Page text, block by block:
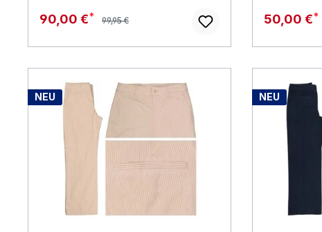
Verkaufspreis:
90,00 € Regulärer Preis:
99,95 € 50,00 €
NEU NEU